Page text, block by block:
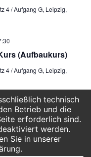
4 / Aufgang G, Leipzig,
(Aufbaukurs)
4 / Aufgang G, Leipzig,
NÄCHSTE
technisch
Betrieb und die
erforderlich sind.
werden.
Sie in unserer